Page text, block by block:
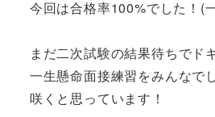
今回は合格率100%でした！(
まだ二次試験の結果待ちでド
一生懸命面接練習をみんなで
咲くと思っています！